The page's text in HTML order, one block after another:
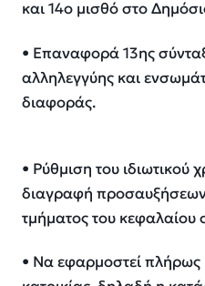
και 14ο μισθό στο
• Επαναφορά 13ης
αλληλεγγύης και
διαφοράς.
• Ρύθμιση του ιδιωτικού
διαγραφή
τμήματος του κεφαλαίου
• Να εφαρμοστεί